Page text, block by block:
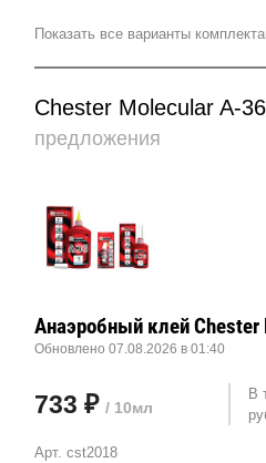
Показать все варианты
Chester Molecular A-36
предложения
Арт. cst2018
Анаэробный клей
Обновлено 07.08.2026 в 01:40
733 ₽ / 10мл
В